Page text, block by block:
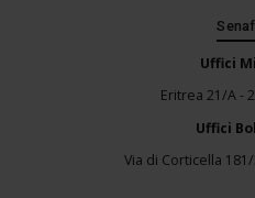
Uffici
Eritrea 21/A -
Uffici
Via di Corticella